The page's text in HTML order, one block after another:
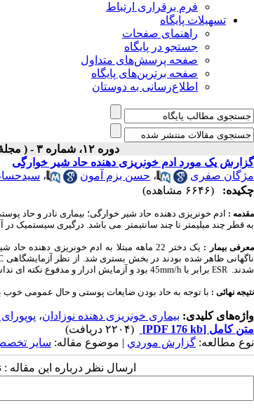
فرم برقراری ارتباط
تسهیلات پایگاه
راهنمای صفحات
جستجو در پایگاه
صفحه پرسش‌های متداول
صفحه برترین‌های پایگاه
اطلاع‌رسانی به دوستان
دوره ۱۲، شماره ۳ - ( مجلۀ علمی دانشگاه علوم پزشکی همدان-پائيز ۱۳۸۴ )
گزارش یک مورد ادم خونریزی دهنده حاد شیر خوارگِِی
مژگان صفری
، حسن بزم آمون ،
چکیده:
(۶۶۴۶ مشاهده)
مقدمه :
به قطر چند میلیمتر تا چند سانتیمتر
می باشد. درگیری سیستمیک در آن
معرفی بیمار :
یک دختر 22 ماهه مبتلا به ادم خونریزی
ناگهانی ظاهر شده بودند در بخش بستری شد. از نظر آزمایشگاهی
شدند. ESR برابر با 45mm/h بود و آزمایش ادرار و مدفوع نکته ای
نتیجه نهائی : با توجه به حاد بودن ضایعات پوستی و حال عمومی خوب
واژه‌های کلیدی: بیماری خونریزی دهنده نوزادان،
متن کامل [PDF 176 kb]
(۲۲۰۴ دریافت)
نوع مطالعه: گزارش موردي | موضوع مقاله: سایر
ارسال نظر درباره این مقاله